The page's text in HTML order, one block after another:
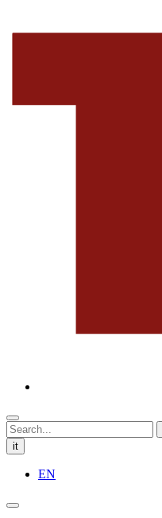
it
EN